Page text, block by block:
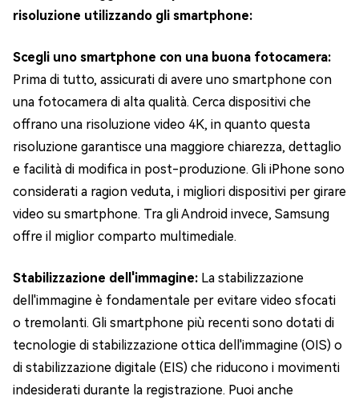
risoluzione utilizzando gli smartphone:
Scegli uno smartphone con una buona fotocamera:
Prima di tutto, assicurati di avere uno smartphone con
una fotocamera di alta qualità. Cerca dispositivi che
offrano una risoluzione video 4K, in quanto questa
risoluzione garantisce una maggiore chiarezza, dettaglio
e facilità di modifica in post-produzione. Gli iPhone sono
considerati a ragion veduta, i migliori dispositivi per girare
video su smartphone. Tra gli Android invece, Samsung
offre il miglior comparto multimediale.
Stabilizzazione dell'immagine: La stabilizzazione
dell'immagine è fondamentale per evitare video sfocati
o tremolanti. Gli smartphone più recenti sono dotati di
tecnologie di stabilizzazione ottica dell'immagine (OIS) o
di stabilizzazione digitale (EIS) che riducono i movimenti
indesiderati durante la registrazione. Puoi anche